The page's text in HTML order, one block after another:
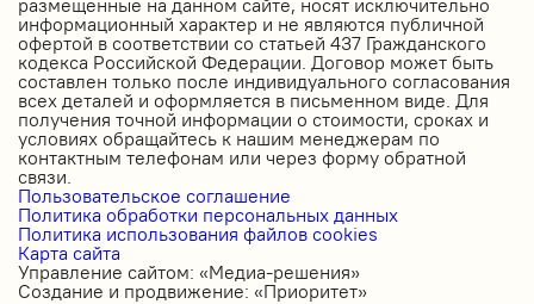
информационный характер и не являются публичной
офертой в соответствии со статьей 437 Гражданского
кодекса Российской Федерации. Договор может быть
составлен только после индивидуального согласования
всех деталей и оформляется в письменном виде. Для
получения точной информации о стоимости, сроках и
условиях обращайтесь к нашим менеджерам по
контактным телефонам или через форму обратной
связи.
Пользовательское соглашение
Политика обработки персональных данных
Политика использования файлов cookies
Карта сайта
Управление сайтом: «Медиа-решения»
Создание и продвижение: «Приоритет»